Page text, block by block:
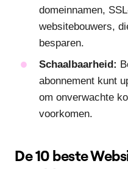
domeinnamen,
websitebouwers,
besparen.
Schaalbaarheid:
abonnement kunt
om onverwachte
voorkomen.
De 10 beste